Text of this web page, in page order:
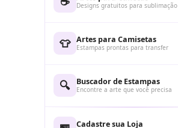
Designs gratuitos para sublimação
👕 Artes para Camisetas
Estampas prontas para transfer
🔍 Buscador de Estampas
Encontre a arte que você precisa
Cadastre sua Loja